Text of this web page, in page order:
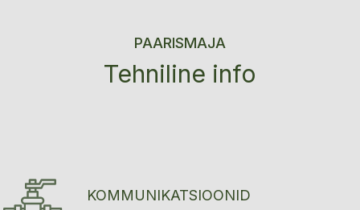
PAARISMAJA
Tehniline info
KOMMUNIKATSIOONID